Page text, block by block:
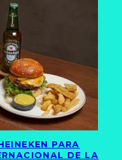
PARA
DE LA